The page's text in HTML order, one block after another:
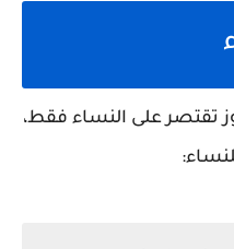
تقتصر على النساء فقط،